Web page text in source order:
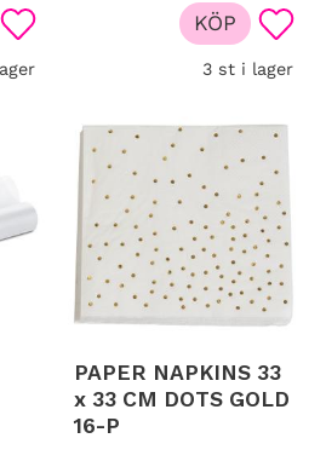
Lägg till i favoriter
3 st i lager
KÖP
PAPER NAPKINS 33
x 33 CM DOTS GOLD
16-P